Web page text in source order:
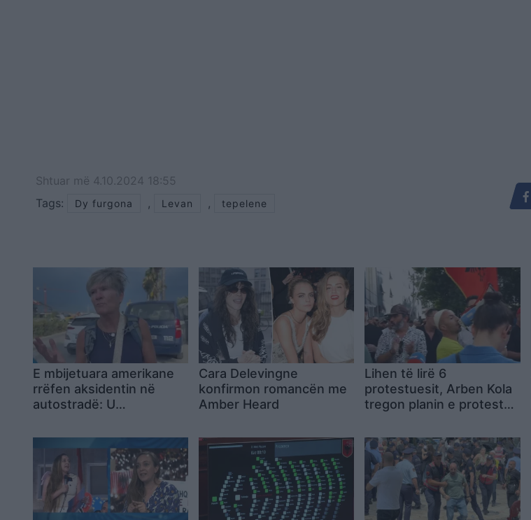
Shtuar më 4.10.2024 18:55
Tags:
Dy furgona , Levan , tepelene
E mbijetuara amerikane
rrëfen aksidentin në
autostradë: U
pak çaste
Cara Delevingne
konfirmon romancën me
Amber Heard
Lihen të lirë 6
protestuesit, Arben Kola
tregon planin e protestës
çdo ditë dhe marshojmë
më tej